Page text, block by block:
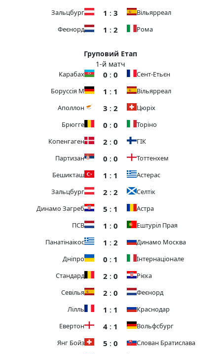
Зальцбург
1 : 3
Вільярреал
Феєнорд
1 : 2 Рома
Груповий Етап
1-й матч
Карабах 0 : 0
Сент-Етьєн
Боруссія М
1 : 1
Вільярреал
Аполлон
3 : 2
Цюріх
Брюгге
0 : 0
Торіно
Копенгаген
2 : 0
ГІК
Партизан
0 : 0
Тоттенхем
Бешикташ
1 : 1
Астерас
Зальцбург
2 : 2
Селтік
Динамо Загреб
5 : 1
Астра
ПСВ
1 : 0
Ештуріл Прая
Панатінаікос
1 : 2
Динамо Москва
Дніпро
0 : 1
Інтернаціонале
Стандард
2 : 0
Рієка
Севілья
2 : 0
Феєнорд
Лілль
1 : 1
Краснодар
Евертон
4 : 1
Вольфсбург
Янг Бойз
5 : 0
Слован Братислава